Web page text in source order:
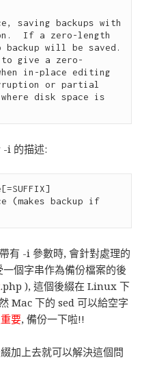
If a zero-length
will be saved.
to give a zero-
or partial
disk space is
-i 的描述:
有 -i 參數時, 會針對處理的
個字串作為備份檔案的後
.php ), 這個後綴在 Linux 下
Mac 下的 sed 可以給空字
要, 備份一下啦!!
加上去就可以解決這個問